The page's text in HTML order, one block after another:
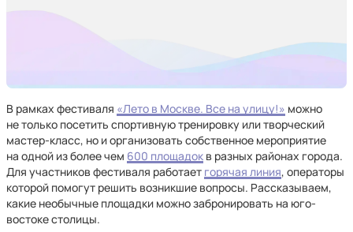
В рамках фестиваля «Лето в Москве. Все на улицу!» можно
не только посетить спортивную тренировку или творческий
мастер-класс, но и организовать собственное мероприятие
на одной из более чем 600 площадок в разных районах города.
Для участников фестиваля работает горячая линия, операторы
которой помогут решить возникшие вопросы. Рассказываем,
какие необычные площадки можно забронировать на юго-
востоке столицы.